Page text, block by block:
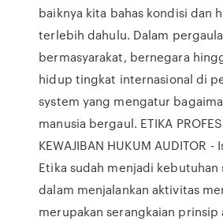
baiknya kita bahas kondisi dan
terlebih dahulu. Dalam
bermasyarakat, bernegara
hidup tingkat internasional di
system yang mengatur
manusia bergaul. ETIKA
KEWAJIBAN HUKUM AUDITOR -
Etika sudah menjadi kebutuhan
dalam menjalankan aktivitas
merupakan serangkaian prinsip